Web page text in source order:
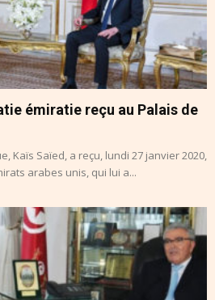
émiratie reçu au Palais de
Kaïs Saïed, a reçu, lundi 27 janvier 2020,
arabes unis, qui lui a...